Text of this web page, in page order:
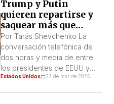
Putin para, mediante el más vil
chantaje, forzar la
capitulación del gobierno
ucraniano y sellar un acuerdo
colonial en el que Putin […]
Trump y Putin
quieren repartirse y
saquear más que
Ucrania
Por Tarás Shevchenko La
conversación telefónica de
dos horas y media de entre
los presidentes de EEUU y
Rusia, según la colosal
Estados Unidos 22 de mar de 2025